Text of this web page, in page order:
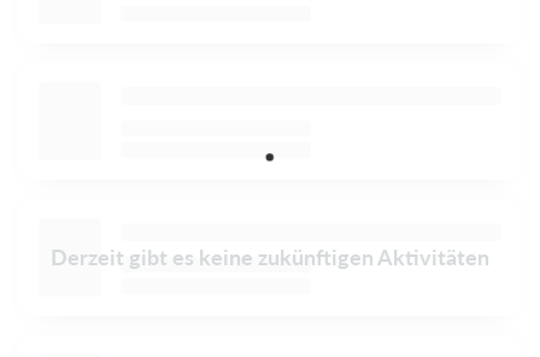
Derzeit gibt es keine zukünftigen Aktivitäten